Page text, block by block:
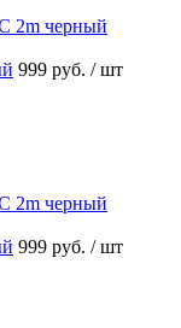
999 руб. / шт
999 руб. / шт